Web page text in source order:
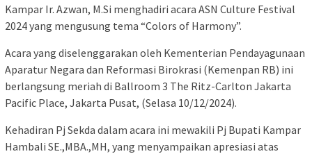
Kampar Ir. Azwan, M.Si menghadiri acara ASN Culture Festival
2024 yang mengusung tema “Colors of Harmony”.
Acara yang diselenggarakan oleh Kementerian Pendayagunaan
Aparatur Negara dan Reformasi Birokrasi (Kemenpan RB) ini
berlangsung meriah di Ballroom 3 The Ritz-Carlton Jakarta
Pacific Place, Jakarta Pusat, (Selasa 10/12/2024).
Kehadiran Pj Sekda dalam acara ini mewakili Pj Bupati Kampar
Hambali SE.,MBA.,MH, yang menyampaikan apresiasi atas